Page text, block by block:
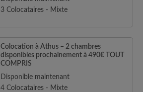
3 Colocataires - Mixte
Colocation à Athus – 2 chambres
disponibles prochainement à 490€ TOUT
COMPRIS
Disponible maintenant
4 Colocataires - Mixte